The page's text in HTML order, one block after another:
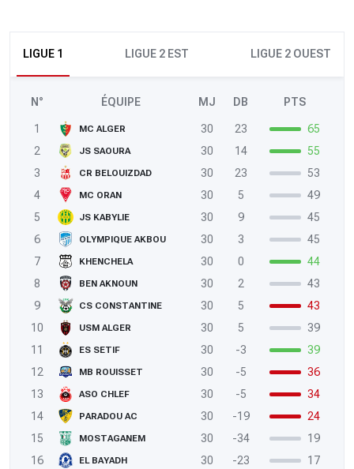
LIGUE 1 LIGUE 2 EST LIGUE 2 OUEST
N° ÉQUIPE MJ DB PTS
1 MC ALGER 30 23
65
2
JS SAOURA 30 14
55
3
CR BELOUIZDAD 30 23
53
4
MC ORAN 30 5
49
5
JS KABYLIE 30 9
45
6
OLYMPIQUE AKBOU 30 3
45
7
KHENCHELA 30 0
44
8
BEN AKNOUN 30 2
43
9
CS CONSTANTINE 30 5
43
10
USM ALGER 30 5
39
11
ES SETIF 30 -3
39
12
MB ROUISSET 30 -5
36
13
ASO CHLEF 30 -5
34
14
PARADOU AC 30 -19
24
15
MOSTAGANEM 30 -34
19
16
EL BAYADH 30 -23 17